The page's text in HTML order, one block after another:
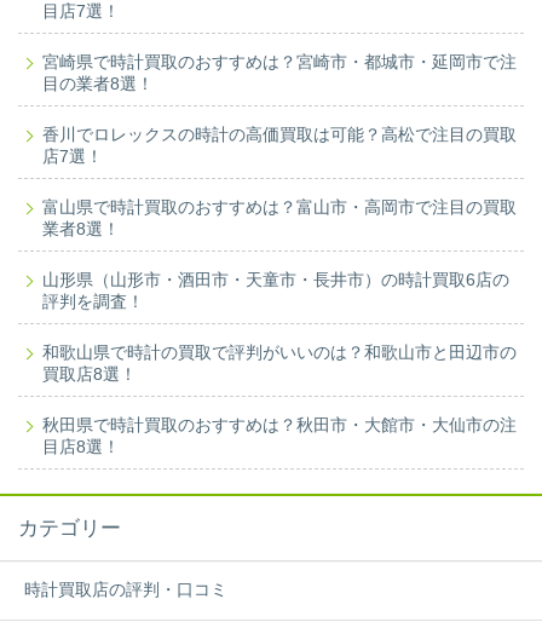
目店7選！
宮崎県で時計買取のおすすめは？宮崎市・都城市・延岡市で注
目の業者8選！
香川でロレックスの時計の高価買取は可能？高松で注目の買取
店7選！
富山県で時計買取のおすすめは？富山市・高岡市で注目の買取
業者8選！
山形県（山形市・酒田市・天童市・長井市）の時計買取6店の
評判を調査！
和歌山県で時計の買取で評判がいいのは？和歌山市と田辺市の
買取店8選！
秋田県で時計買取のおすすめは？秋田市・大館市・大仙市の注
目店8選！
カテゴリー
時計買取店の評判・口コミ